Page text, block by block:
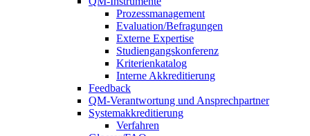
Prozessmanagement
Evaluation/Befragungen
Externe Expertise
Studiengangskonferenz
Kriterienkatalog
Interne Akkreditierung
Feedback
QM-Verantwortung und Ansprechpartner
Systemakkreditierung
Verfahren